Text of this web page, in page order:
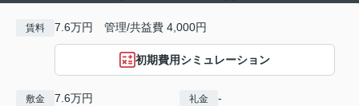
賃料 7.6万円 管理/共益費 4,000円
初期費用シミュレーション
敷金 7.6万円 礼金 -